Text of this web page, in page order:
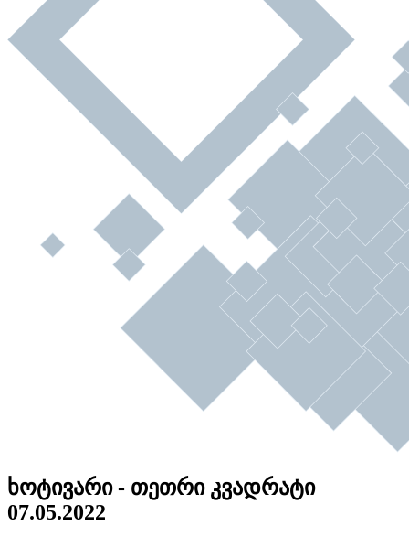
ხოტივარი - თეთრი კვადრატი
07.05.2022